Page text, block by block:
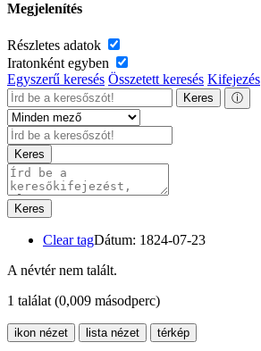
Megjelenítés
Részletes adatok
Iratonként egyben
Egyszerű keresés Összetett keresés Kifejezés
Keres ⓘ
Keres
Keres
Clear tagDátum: 1824-07-23
A névtér nem talált.
1 találat(0,009 másodperc)
ikon nézet lista nézet térkép